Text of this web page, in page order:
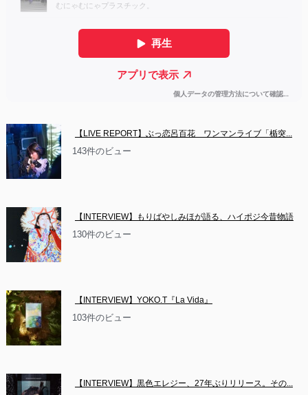
【LIVE REPORT】ぶっ恋呂百花　ワンマンライブ「楯突...
143件のビュー
【INTERVIEW】もりばやしみほが語る、ハイポジ今昔物語
130件のビュー
【INTERVIEW】YOKO.T『La Vida』
103件のビュー
【INTERVIEW】黒色エレジー、27年ぶりリリース。その...